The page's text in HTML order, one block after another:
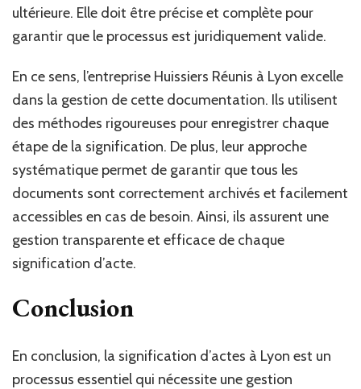
ultérieure. Elle doit être précise et complète pour
garantir que le processus est juridiquement valide.
En ce sens, l’entreprise Huissiers Réunis à Lyon excelle
dans la gestion de cette documentation. Ils utilisent
des méthodes rigoureuses pour enregistrer chaque
étape de la signification. De plus, leur approche
systématique permet de garantir que tous les
documents sont correctement archivés et facilement
accessibles en cas de besoin. Ainsi, ils assurent une
gestion transparente et efficace de chaque
signification d’acte.
Conclusion
En conclusion, la signification d’actes à Lyon est un
processus essentiel qui nécessite une gestion